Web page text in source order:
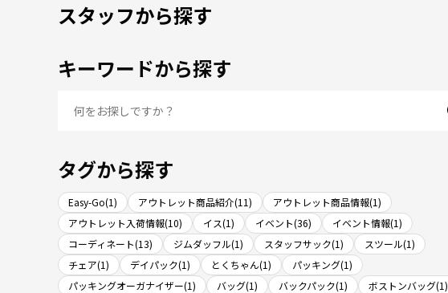
スタッフから探す
キーワードから探す
タグから探す
Easy-Go(1) アウトレット商品紹介(11)
アウトレット商品情報(1)
アウトレット入荷情報(10)
イス(1) イベント(36)
イベント情報(1)
コーディネート(13)
ジムダッフル(1) スタッフサック(1)
スツール(1)
チェア(1)
デイパック(1) とくちゃん(1)
パッキング(1)
パッキングオーガナイザー(1)
バッグ(1) バックパック(1)
ボストンバッグ(1)